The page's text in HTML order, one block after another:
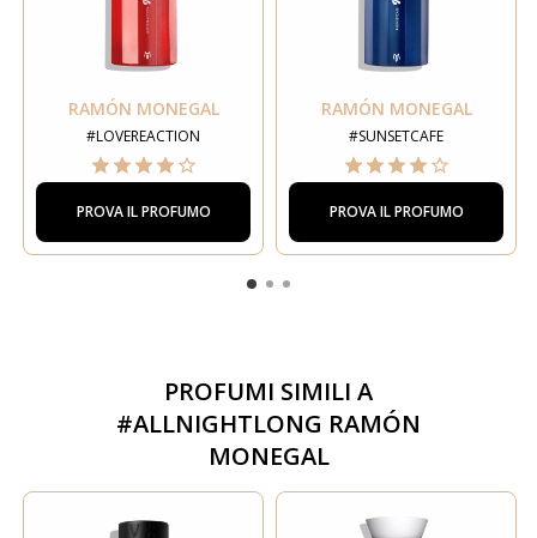
RAMÓN MONEGAL
#LOVEREACTION
PROVA IL PROFUMO
RAMÓN MONEGAL
#SUNSETCAFE
PROVA IL PROFUMO
PROFUMI SIMILI A
#ALLNIGHTLONG RAMÓN
MONEGAL